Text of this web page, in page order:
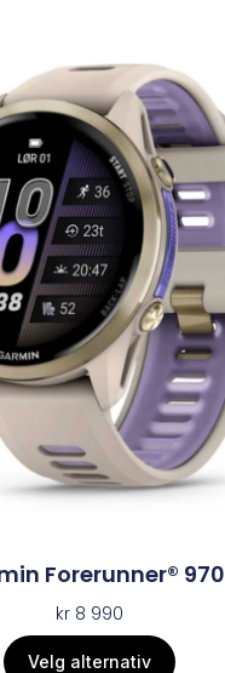
Forerunner® 970
kr 8 990
Velg alternativ